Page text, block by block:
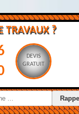
TRAVAUX ?
DEVIS
GRATUIT